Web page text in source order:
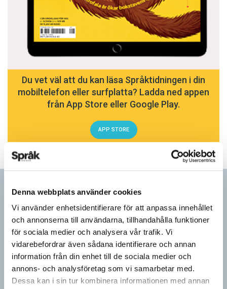
Denna webbplats använder cookies
Vi använder enhetsidentifierare för att anpassa innehållet
och annonserna till användarna, tillhandahålla funktioner
för sociala medier och analysera vår trafik. Vi
vidarebefordrar även sådana identifierare och annan
information från din enhet till de sociala medier och
annons- och analysföretag som vi samarbetar med.
Dessa kan i sin tur kombinera informationen med annan
Du vet väl att du kan läsa Språktidningen i din
mobiltelefon eller surfplatta? Ladda ned appen
från App Store eller Google Play.
APP STORE
Språkbloggen